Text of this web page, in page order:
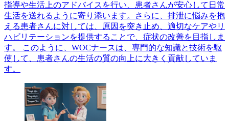
指導や生活上のアドバイスを行い、患者さんが安心して日常
生活を送れるように寄り添います。さらに、排泄に悩みを抱
える患者さんに対しては、原因を突き止め、適切なケアやリ
ハビリテーションを提供することで、症状の改善を目指しま
す。 このように、WOCナースは、専門的な知識と技術を駆
使して、患者さんの生活の質の向上に大きく貢献していま
す。